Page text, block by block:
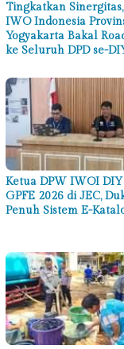
Tingkatkan
IWO Indonesia
Yogyakarta Bakal
ke Seluruh DPD se-
Ketua DPW IWOI
GPFE 2026 di JEC,
Penuh Sistem E-